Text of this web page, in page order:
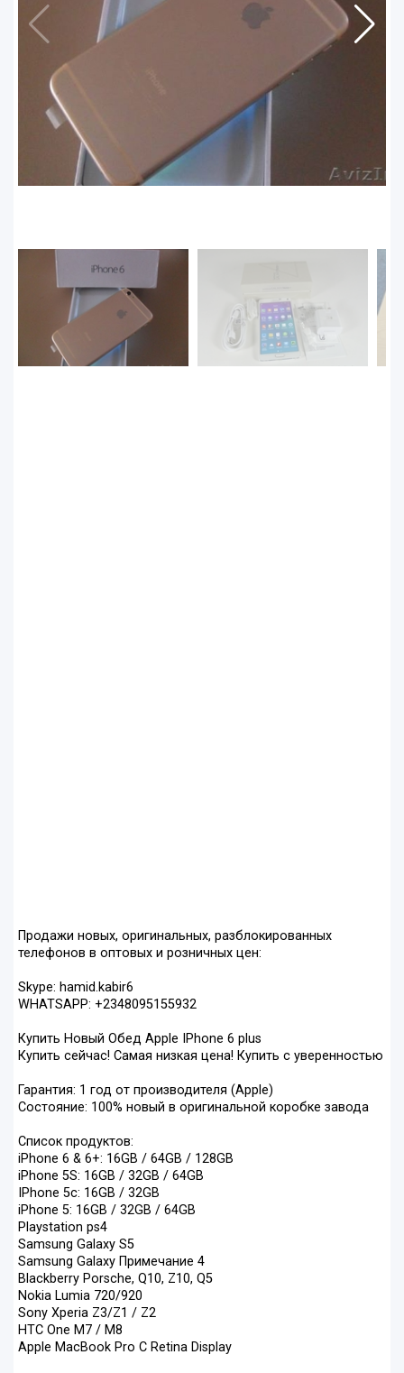
Продажи новых, оригинальных, разблокированных
телефонов в оптовых и розничных цен:
Skype: hamid.kabir6
WHATSAPP: +2348095155932
Купить Новый Обед Apple IPhone 6 plus
Купить сейчас! Самая низкая цена! Купить с уверенностью
Гарантия: 1 год от производителя (Apple)
Состояние: 100% новый в оригинальной коробке завода
Список продуктов:
iPhone 6 & 6+: 16GB / 64GB / 128GB
iPhone 5S: 16GB / 32GB / 64GB
IPhone 5с: 16GB / 32GB
iPhone 5: 16GB / 32GB / 64GB
Playstation ps4
Samsung Galaxy S5
Samsung Galaxy Примечание 4
Blackberry Porsche, Q10, Z10, Q5
Nokia Lumia 720/920
Sony Xperia Z3/Z1 / Z2
HTC One M7 / M8
Apple MacBook Pro С Retina Display